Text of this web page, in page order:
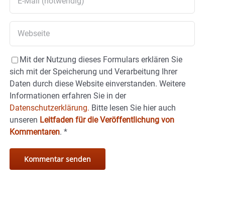
Mit der Nutzung dieses Formulars erklären Sie
sich mit der Speicherung und Verarbeitung Ihrer
Daten durch diese Website einverstanden. Weitere
Informationen erfahren Sie in der
Datenschutzerklärung. Bitte lesen Sie hier auch
unseren Leitfaden für die Veröffentlichung von
Kommentaren. *